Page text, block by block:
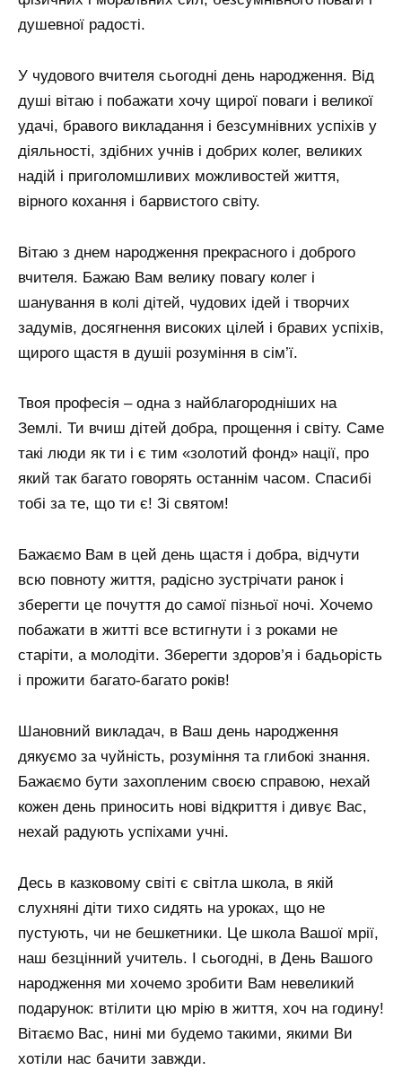
душевної радості.
У чудового вчителя сьогодні день народження. Від
душі вітаю і побажати хочу щирої поваги і великої
удачі, бравого викладання і безсумнівних успіхів у
діяльності, здібних учнів і добрих колег, великих
надій і приголомшливих можливостей життя,
вірного кохання і барвистого світу.
Вітаю з днем ​​народження прекрасного і доброго
вчителя. Бажаю Вам велику повагу колег і
шанування в колі дітей, чудових ідей і творчих
задумів, досягнення високих цілей і бравих успіхів,
щирого щастя в душіі розуміння в сім’ї.
Твоя професія – одна з найблагородніших на
Землі. Ти вчиш дітей добра, прощення і світу. Саме
такі люди як ти і є тим «золотий фонд» нації, про
який так багато говорять останнім часом. Спасибі
тобі за те, що ти є! Зі святом!
Бажаємо Вам в цей день щастя і добра, відчути
всю повноту життя, радісно зустрічати ранок і
зберегти це почуття до самої пізньої ночі. Хочемо
побажати в житті все встигнути і з роками не
старіти, а молодіти. Зберегти здоров’я і бадьорість
і прожити багато-багато років!
Шановний викладач, в Ваш день народження
дякуємо за чуйність, розуміння та глибокі знання.
Бажаємо бути захопленим своєю справою, нехай
кожен день приносить нові відкриття і дивує Вас,
нехай радують успіхами учні.
Десь в казковому світі є світла школа, в якій
слухняні діти тихо сидять на уроках, що не
пустують, чи не бешкетники. Це школа Вашої мрії,
наш безцінний учитель. І сьогодні, в День Вашого
народження ми хочемо зробити Вам невеликий
подарунок: втілити цю мрію в життя, хоч на годину!
Вітаємо Вас, нині ми будемо такими, якими Ви
хотіли нас бачити завжди.